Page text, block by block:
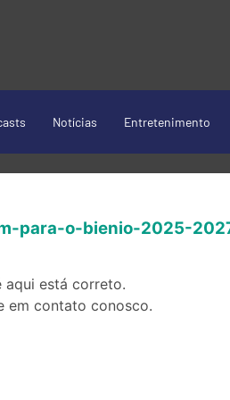
Notícias Entretenimento
para-o-bienio-2025-
aqui está correto.
em contato conosco.